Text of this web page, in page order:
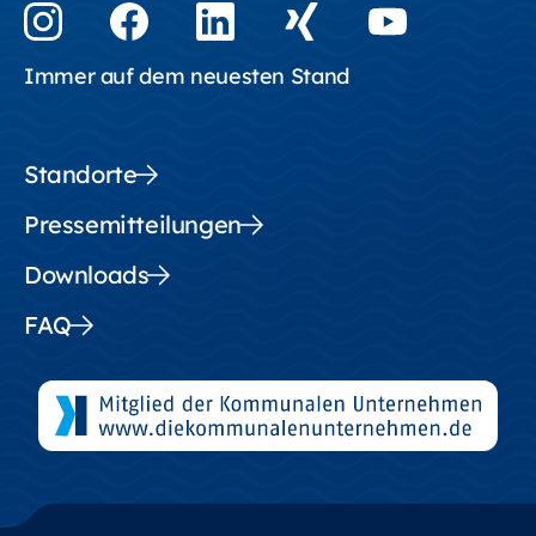
Immer auf dem neuesten Stand
Standorte
Pressemitteilungen
Downloads
FAQ